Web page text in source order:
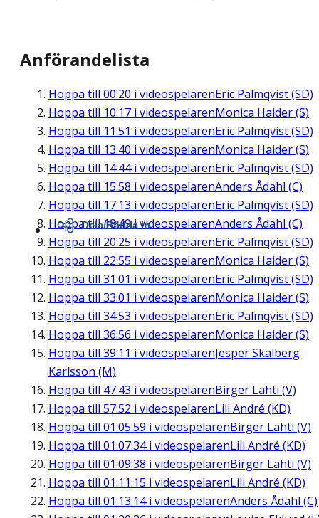
Anförandelista
Hoppa till 00:20 i videospelarenEric Palmqvist (SD)
Hoppa till 10:17 i videospelarenMonica Haider (S)
Hoppa till 11:51 i videospelarenEric Palmqvist (SD)
Hoppa till 13:40 i videospelarenMonica Haider (S)
Hoppa till 14:44i videospelarenEric Palmqvist (SD)
Hoppa till 15:58 i videospelarenAnders Ådahl (C)
Hoppa till 17:13 i videospelarenEric Palmqvist (SD)
Hoppa till18:49i videospelarenAnders Ådahl (C)
Hoppa till 20:25 i videospelarenEric Palmqvist (SD)
Hoppa till 22:55 i videospelarenMonica Haider (S)
Hoppa till 31:01 i videospelarenEric Palmqvist (SD)
Hoppa till 33:01 i videospelarenMonica Haider (S)
Hoppa till 34:53 i videospelarenEric Palmqvist (SD)
Hoppa till 36:56 i videospelarenMonica Haider (S)
Hoppa till 39:11 i videospelarenJesper Skalberg
Karlsson (M)
Hoppa till 47:43 i videospelarenBirger Lahti (V)
Hoppa till 57:52 i videospelarenLili André (KD)
Hoppa till 01:05:59 i videospelarenBirger Lahti (V)
Hoppa till 01:07:34i videospelarenLili André (KD)
Hoppa till 01:09:38 i videospelarenBirger Lahti (V)
Hoppa till 01:11:15 i videospelarenLili André (KD)
Hoppa till 01:13:14i videospelarenAnders Ådahl (C)
Dela/Bädda in